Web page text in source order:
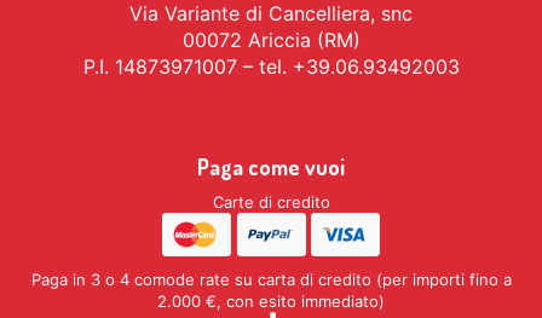
Via Variante di Cancelliera, snc
00072 Ariccia (RM)
P.I. 14873971007 – tel. +39.06.93492003
Paga come vuoi
Carte di credito
Paga in 3 o 4 comode rate su carta di credito (per importi fino a
2.000 €, con esito immediato)